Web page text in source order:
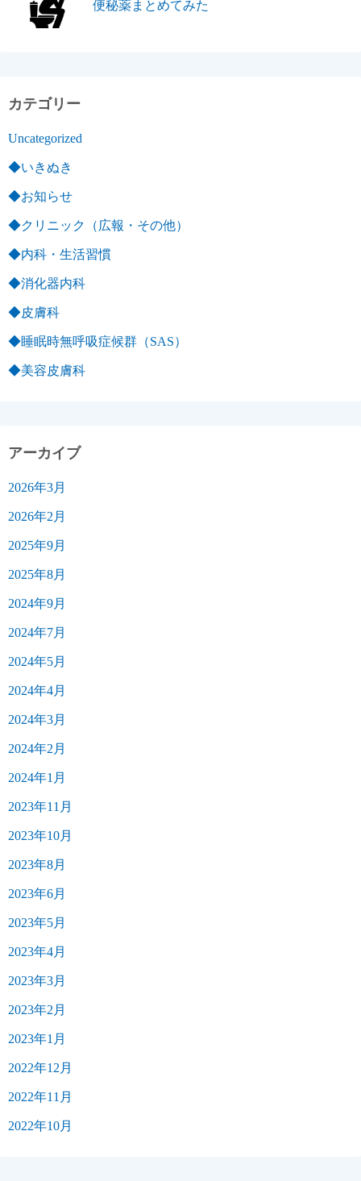
便秘薬まとめてみた
カテゴリー
Uncategorized
◆いきぬき
◆お知らせ
◆クリニック（広報・その他）
◆内科・生活習慣
◆消化器内科
◆皮膚科
◆睡眠時無呼吸症候群（SAS）
◆美容皮膚科
アーカイブ
2026年3月
2026年2月
2025年9月
2025年8月
2024年9月
2024年7月
2024年5月
2024年4月
2024年3月
2024年2月
2024年1月
2023年11月
2023年10月
2023年8月
2023年6月
2023年5月
2023年4月
2023年3月
2023年2月
2023年1月
2022年12月
2022年11月
2022年10月